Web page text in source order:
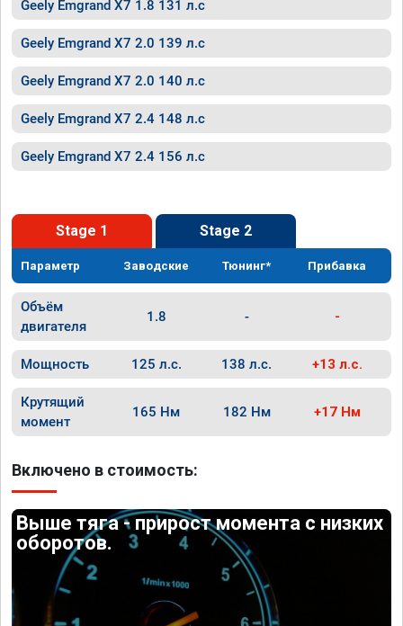
Geely Emgrand X7 1.8 131 л.с
Geely Emgrand X7 2.0 139 л.с
Geely Emgrand X7 2.0 140 л.с
Geely Emgrand X7 2.4 148 л.с
Geely Emgrand X7 2.4 156 л.с
Stage 1 Stage 2
Параметр Заводские Тюнинг* Прибавка
Объём
двигателя
1.8 - -
Мощность 125 л.с. 138 л.с. +13 л.с.
Крутящий
момент
165 Нм 182 Нм +17 Нм
Включено в стоимость:
Выше тяга - прирост момента с низких
оборотов.